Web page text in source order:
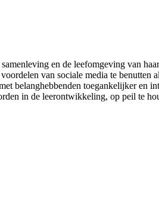
en de leefomgeving van
van sociale media te benutten
belanghebbenden toegankelijker en
in de leerontwikkeling, op peil te